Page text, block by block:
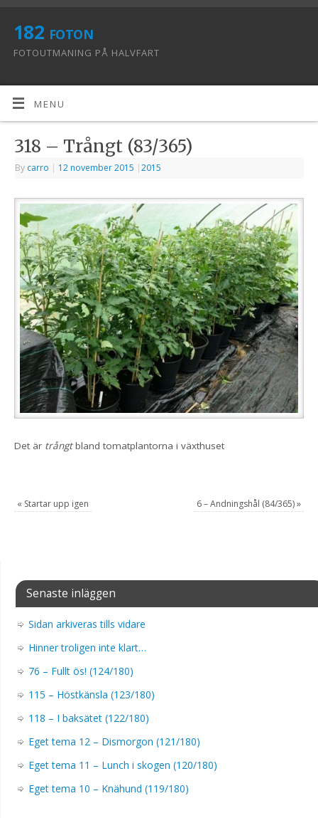
182 foton
FOTOUTMANING PÅ HALVFART
MENU
318 – Trångt (83/365)
By carro | 12 november 2015 |2015
Det är trångtbland tomatplantorna i växthuset
« Startar upp igen 6 – Andningshål (84/365)»
Senaste inläggen
Sidan arkiveras tills vidare
Hinner troligen inte klart…
76 – Fullt ös! (124/180)
115 – Höstkänsla (123/180)
118 – I baksätet (122/180)
Eget tema 12 – Dismorgon (121/180)
Eget tema 11 – Lunch i skogen (120/180)
Eget tema 10 – Knähund (119/180)